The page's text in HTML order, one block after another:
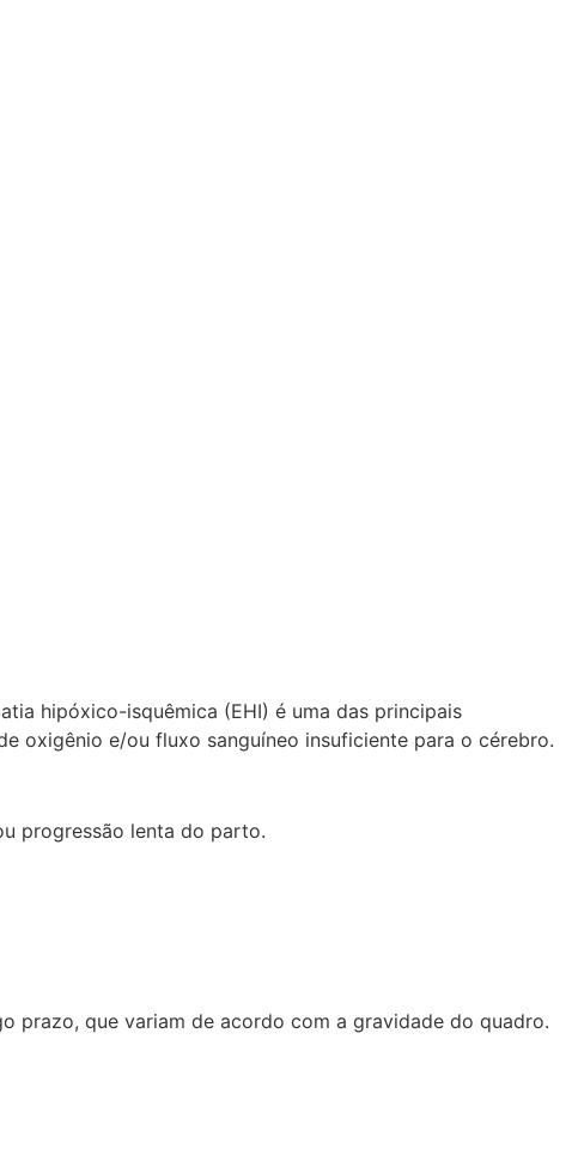
hipóxico-isquêmica (EHI) é uma das principais
oxigênio e/ou fluxo sanguíneo insuficiente para o cérebro.
progressão lenta do parto.
prazo, que variam de acordo com a gravidade do quadro.